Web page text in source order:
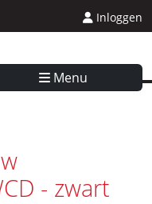
Inloggen
Menu
- zwart